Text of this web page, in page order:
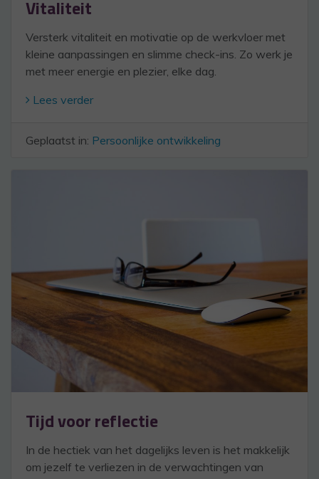
Vitaliteit
Versterk vitaliteit en motivatie op de werkvloer met
kleine aanpassingen en slimme check-ins. Zo werk je
met meer energie en plezier, elke dag.
Lees verder
Geplaatst in: Persoonlijke ontwikkeling
Tijd voor reflectie
In de hectiek van het dagelijks leven is het makkelijk
om jezelf te verliezen in de verwachtingen van